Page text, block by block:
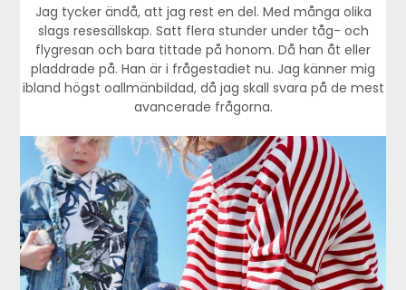
Jag tycker ändå, att jag rest en del. Med många olika
slags resesällskap. Satt flera stunder under tåg- och
flygresan och bara tittade på honom. Då han åt eller
pladdrade på. Han är i frågestadiet nu. Jag känner mig
ibland högst oallmänbildad, då jag skall svara på de mest
avancerade frågorna.